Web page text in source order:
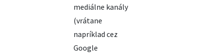
mediálne kanály
(vrátane
napríklad cez
Google